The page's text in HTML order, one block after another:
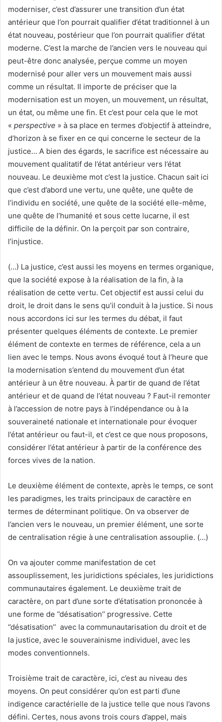
moderniser, c’est d’assurer une transition d’un état
antérieur que l’on pourrait qualifier d’état traditionnel à un
état nouveau, postérieur que l’on pourrait qualifier d’état
moderne. C’est la marche de l’ancien vers le nouveau qui
peut-être donc analysée, perçue comme un moyen
modernisé pour aller vers un mouvement mais aussi
comme un résultat. Il importe de préciser que la
modernisation est un moyen, un mouvement, un résultat,
un état, ou même une fin. Et c’est pour cela que le mot
« perspective » à sa place en termes d’objectif à atteindre,
d’horizon à se fixer en ce qui concerne le secteur de la
justice… A bien des égards, le sacrifice est nécessaire au
mouvement qualitatif de l’état antérieur vers l’état
nouveau. Le deuxième mot c’est la justice. Chacun sait ici
que c’est d’abord une vertu, une quête, une quête de
l’individu en société, une quête de la société elle-même,
une quête de l’humanité et sous cette lucarne, il est
difficile de la définir. On la perçoit par son contraire,
l’injustice.
(…) La justice, c’est aussi les moyens en termes organique,
que la société expose à la réalisation de la fin, à la
réalisation de cette vertu. Cet objectif est aussi celui du
droit, le droit dans le sens qu’il conduit à la justice. Si nous
nous accordons ici sur les termes du débat, il faut
présenter quelques éléments de contexte. Le premier
élément de contexte en termes de référence, cela a un
lien avec le temps. Nous avons évoqué tout à l’heure que
la modernisation s’entend du mouvement d’un état
antérieur à un être nouveau. À partir de quand de l’état
antérieur et de quand de l’état nouveau ? Faut-il remonter
à l’accession de notre pays à l’indépendance ou à la
souveraineté nationale et internationale pour évoquer
l’état antérieur ou faut-il, et c’est ce que nous proposons,
considérer l’état antérieur à partir de la conférence des
forces vives de la nation.
Le deuxième élément de contexte, après le temps, ce sont
les paradigmes, les traits principaux de caractère en
termes de déterminant politique. On va observer de
l’ancien vers le nouveau, un premier élément, une sorte
de centralisation régie à une centralisation assouplie. (…)
On va ajouter comme manifestation de cet
assouplissement, les juridictions spéciales, les juridictions
communautaires également. Le deuxième trait de
caractère, on part d’une sorte d’étatisation prononcée à
une forme de ‘’désatisation’’ progressive. Cette
‘’désatisation’’ avec la communautarisation du droit et de
la justice, avec le souverainisme individuel, avec les
modes conventionnels.
Troisième trait de caractère, ici, c’est au niveau des
moyens. On peut considérer qu’on est parti d’une
indigence caractérielle de la justice telle que nous l’avons
défini. Certes, nous avons trois cours d’appel, mais